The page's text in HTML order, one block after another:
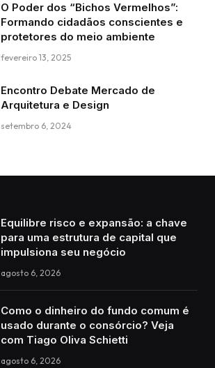
O Poder dos “Bichos Vermelhos”:
Formando cidadãos conscientes e
protetores do meio ambiente
fevereiro 13, 2025
Encontro Debate Mercado de
Arquitetura e Design
setembro 6, 2024
Equilibre risco e expansão: a chave
para uma estrutura de capital que
impulsiona seu negócio
agosto 6, 2026
Como o dinheiro do fundo comum é
usado durante o consórcio? Veja
com Tiago Oliva Schietti
agosto 6, 2026